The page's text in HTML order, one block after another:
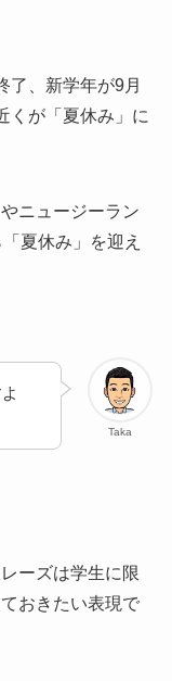
了、新学年が9月
くが「夏休み」に
ニュージーラン
夏休み」を迎え
Taka
ーズは学生に限
おきたい表現で